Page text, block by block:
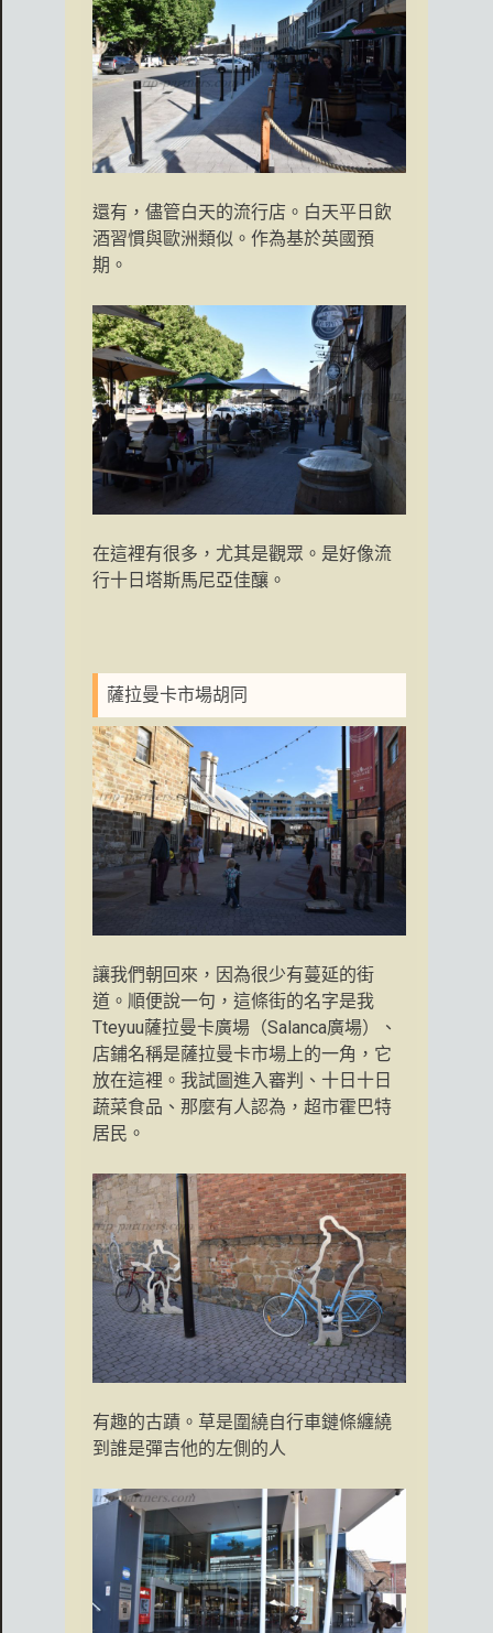
還有，儘管白天的流行店。白天平日飲
酒習慣與歐洲類似。作為基於英國預
期。
在這裡有很多，尤其是觀眾。是好像流
行十日塔斯馬尼亞佳釀。
薩拉曼卡市場胡同
讓我們朝回來，因為很少有蔓延的街
道。順便說一句，這條街的名字是我
Tteyuu薩拉曼卡廣場（Salanca廣場）、
店鋪名稱是薩拉曼卡市場上的一角，它
放在這裡。我試圖進入審判、十日十日
蔬菜食品、那麼有人認為，超市霍巴特
居民。
有趣的古蹟。草是圍繞自行車鏈條纏繞
到誰是彈吉他的左側的人